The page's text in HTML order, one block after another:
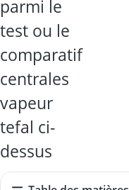
parmi le
test ou le
comparatif
centrales
vapeur
tefal ci-
dessus